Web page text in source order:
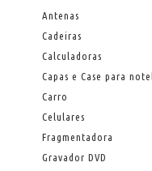
Antenas
Cadeiras
Calculadoras
Capas e Case para
Carro
Celulares
Fragmentadora
Gravador DVD